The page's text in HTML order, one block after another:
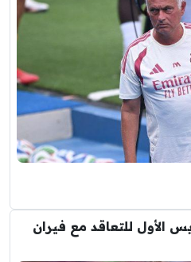
الأول للتعاقد مع فيران